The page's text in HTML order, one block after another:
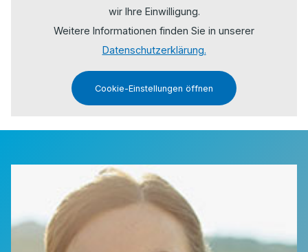
wir Ihre Einwilligung.
Weitere Informationen finden Sie in unserer
Datenschutzerklärung.
Cookie-Einstellungen öffnen